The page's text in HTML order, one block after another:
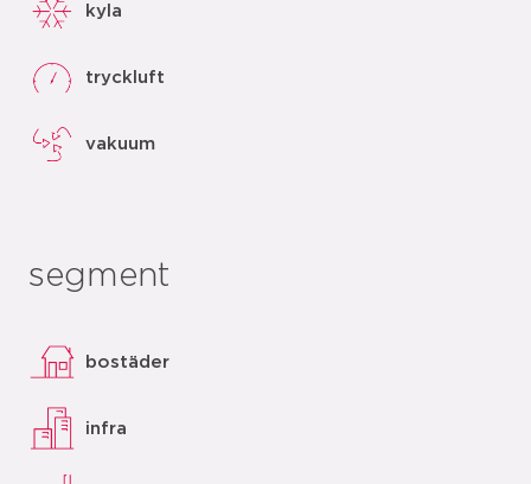
kyla
tryckluft
vakuum
segment
bostäder
infra